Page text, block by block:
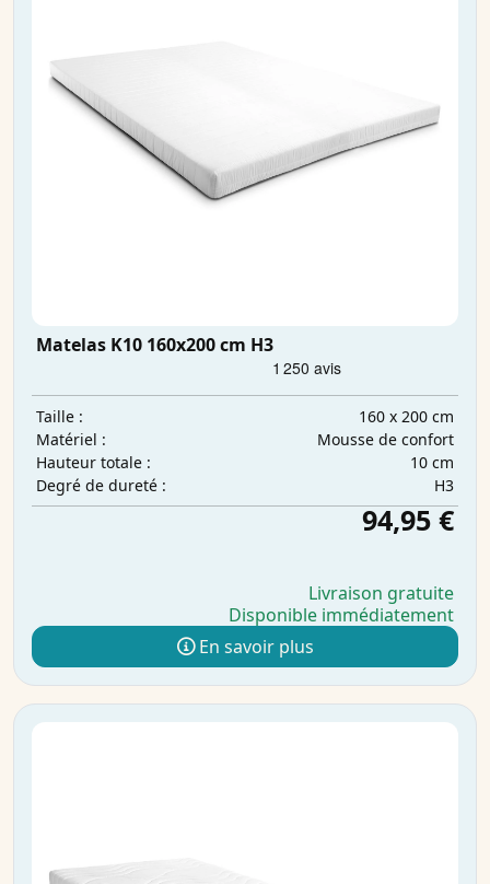
Matelas K10 160x200 cm H3
Taille :
160 x 200 cm
Matériel :
Mousse de confort
Hauteur totale :
10 cm
Degré de dureté :
H3
94,95 €
Livraison gratuite
Disponible immédiatement
En savoir plus